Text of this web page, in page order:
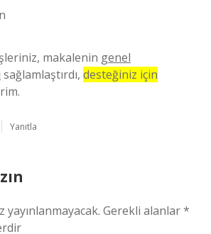
makalenin genel
sağlamlaştırdı, desteğiniz için
Yanıtla
yayınlanmayacak. Gerekli alanlar*